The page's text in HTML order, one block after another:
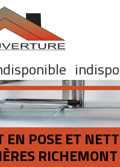
EN POSE ET